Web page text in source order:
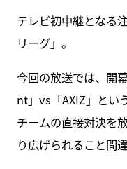
テレビ初中継となる
リーグ」。
今回の放送では、開
nt」vs「AXIZ」とい
チームの直接対決を
り広げられること間